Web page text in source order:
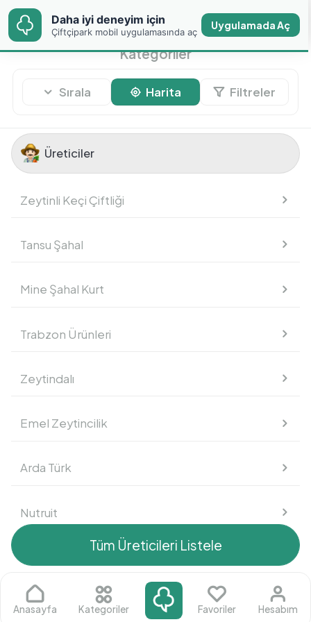
Daha iyi deneyim için
Çiftçipark mobil
uygulamasında aç
Uygulamada Aç
Kategoriler
Sırala Harita Filtreler
Üreticiler
Üreticiler
Zeytinli Keçi Çiftliği
Tansu Şahal
Mine Şahal Kurt
Trabzon Ürünleri
Zeytindalı
Emel Zeytincilik
Arda Türk
Nutruit
Arif Çakır
Tüm Üreticileri Listele
Meyve
Sebze
Anasayfa Kategoriler Favoriler Hesabım
Daha iyi deneyim için
Çiftçipark mobil uygulamasında aç
Uygulamada Aç